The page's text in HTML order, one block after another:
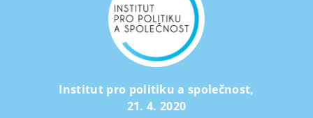
Institut pro politiku a společnost,
21. 4. 2020